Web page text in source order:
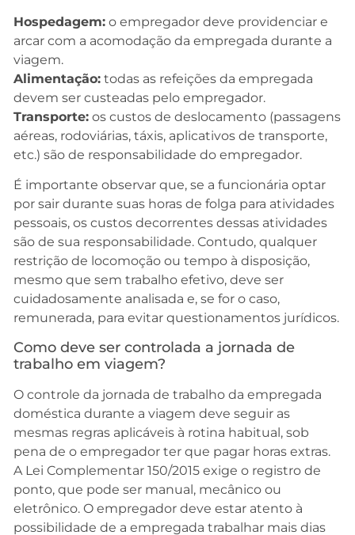
Hospedagem: o empregador deve providenciar e
arcar com a acomodação da empregada durante a
viagem.
Alimentação: todas as refeições da empregada
devem ser custeadas pelo empregador.
Transporte: os custos de deslocamento (passagens
aéreas, rodoviárias, táxis, aplicativos de transporte,
etc.) são de responsabilidade do empregador.
É importante observar que, se a funcionária optar
por sair durante suas horas de folga para atividades
pessoais, os custos decorrentes dessas atividades
são de sua responsabilidade. Contudo, qualquer
restrição de locomoção ou tempo à disposição,
mesmo que sem trabalho efetivo, deve ser
cuidadosamente analisada e, se for o caso,
remunerada, para evitar questionamentos jurídicos.
Como deve ser controlada a jornada de
trabalho em viagem?
O controle da jornada de trabalho da empregada
doméstica durante a viagem deve seguir as
mesmas regras aplicáveis à rotina habitual, sob
pena de o empregador ter que pagar horas extras.
A Lei Complementar 150/2015 exige o registro de
ponto, que pode ser manual, mecânico ou
eletrônico. O empregador deve estar atento à
possibilidade de a empregada trabalhar mais dias